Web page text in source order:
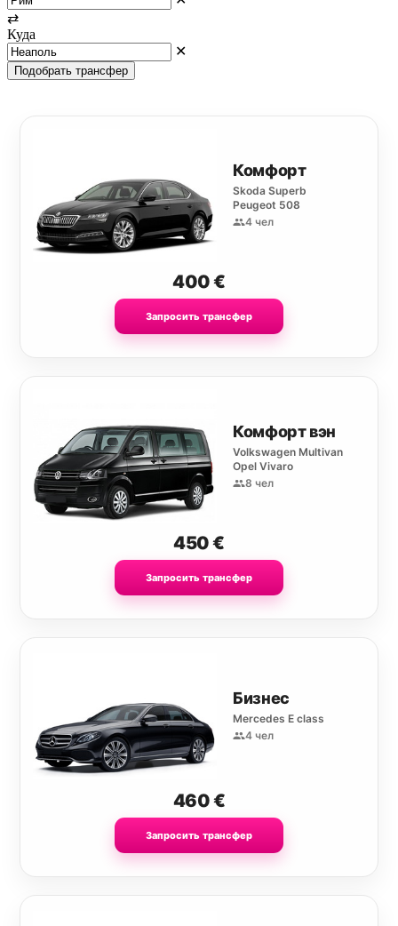
⇄
Куда
✕
Подобрать трансфер
Комфорт
Skoda Superb
Peugeot 508
4 чел
400€
Запросить трансфер
Комфорт вэн
Volkswagen Multivan
Opel Vivaro
8 чел
450€
Запросить трансфер
Бизнес
Mercedes E class
4 чел
460€
Запросить трансфер